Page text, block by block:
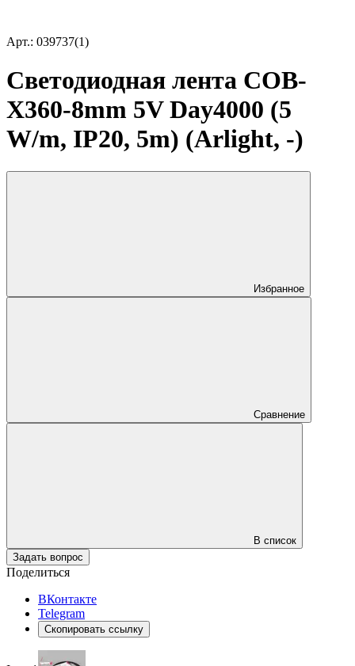
Арт.: 039737(1)
Светодиодная лента COB-
X360-8mm 5V Day4000 (5
W/m, IP20, 5m) (Arlight, -)
Избранное
Сравнение
В список
Задать вопрос
Поделиться
ВКонтакте
Telegram
Скопировать ссылку